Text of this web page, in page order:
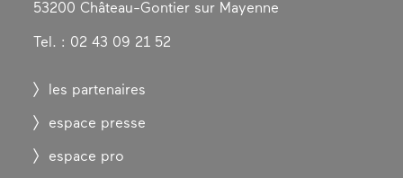
53200 Château-Gontier sur Mayenne
Tel. : 02 43 09 21 52
les partenaires
espace presse
espace pro